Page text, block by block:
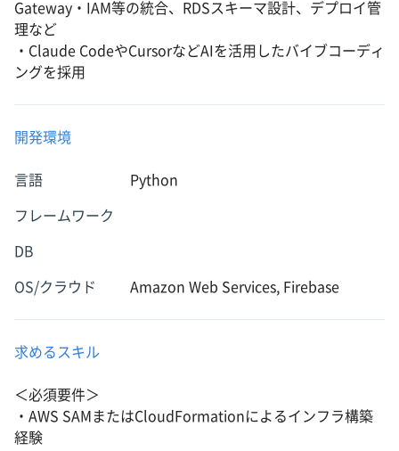
Gateway・IAM等の統合、RDSスキーマ設計、デプロイ管
理など
・Claude CodeやCursorなどAIを活用したバイブコーディ
ングを採用
開発環境
言語 Python
フレームワーク
DB
OS/クラウド Amazon Web Services, Firebase
求めるスキル
＜必須要件＞
・AWS SAMまたはCloudFormationによるインフラ構築
経験